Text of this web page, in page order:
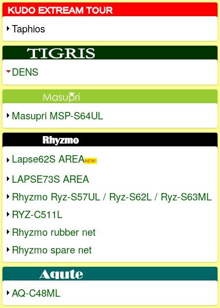
Taphios
DENS
Masupri MSP-S64UL
Lapse62S AREANEW!
LAPSE73S AREA
Rhyzmo Ryz-S57UL / Ryz-S62L / Ryz-S63ML
RYZ-C511L
Rhyzmo rubber net
Rhyzmo spare net
AQ-C48ML